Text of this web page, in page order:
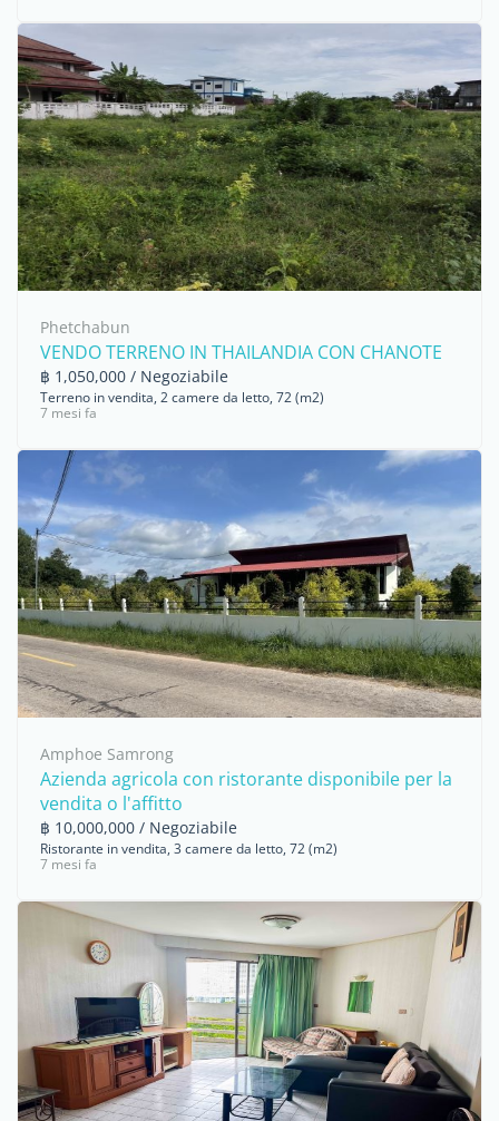
Phetchabun
VENDO TERRENO IN THAILANDIA CON CHANOTE
฿ 1,050,000 / Negoziabile
Terreno in vendita, 2 camere da letto, 72 (m2)
7 mesi fa
Amphoe Samrong
Azienda agricola con ristorante disponibile per la
vendita o l'affitto
฿ 10,000,000 / Negoziabile
Ristorante in vendita, 3 camere da letto, 72 (m2)
7 mesi fa